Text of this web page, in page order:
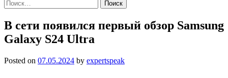
Найти:
В сети появился первый обзор Samsung
Galaxy S24 Ultra
Posted on 07.05.2024 by expertspeak